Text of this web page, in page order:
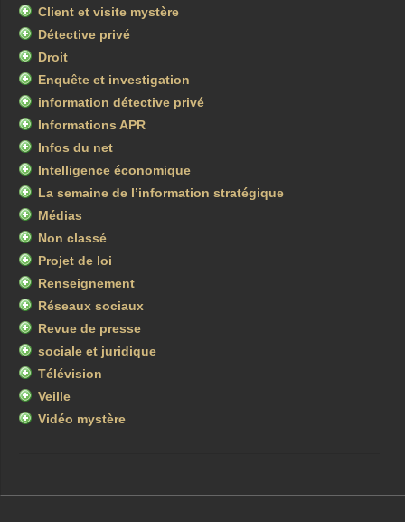
Client et visite mystère
Détective privé
Droit
Enquête et investigation
information détective privé
Informations APR
Infos du net
Intelligence économique
La semaine de l’information stratégique
Médias
Non classé
Projet de loi
Renseignement
Réseaux sociaux
Revue de presse
sociale et juridique
Télévision
Veille
Vidéo mystère